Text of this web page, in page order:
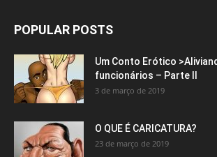
POPULAR POSTS
Um Conto Erótico
funcionários – Parte II
3 de março de 2019
O QUE É CARICATURA?
23 de março de 2019